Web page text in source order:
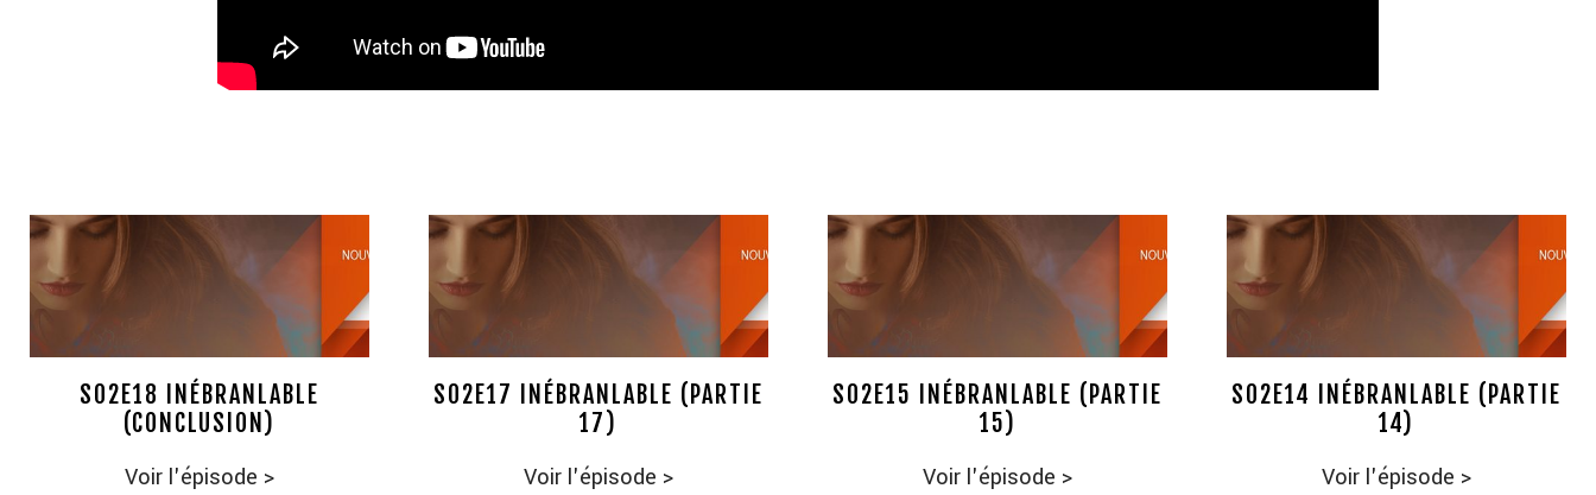
S02E18 INÉBRANLABLE
(CONCLUSION)
Voir l'épisode >
S02E17 INÉBRANLABLE (PARTIE
17)
Voir l'épisode >
S02E15 INÉBRANLABLE (PARTIE
15)
Voir l'épisode >
S02E14 INÉBRANLABLE (PARTIE
14)
Voir l'épisode >